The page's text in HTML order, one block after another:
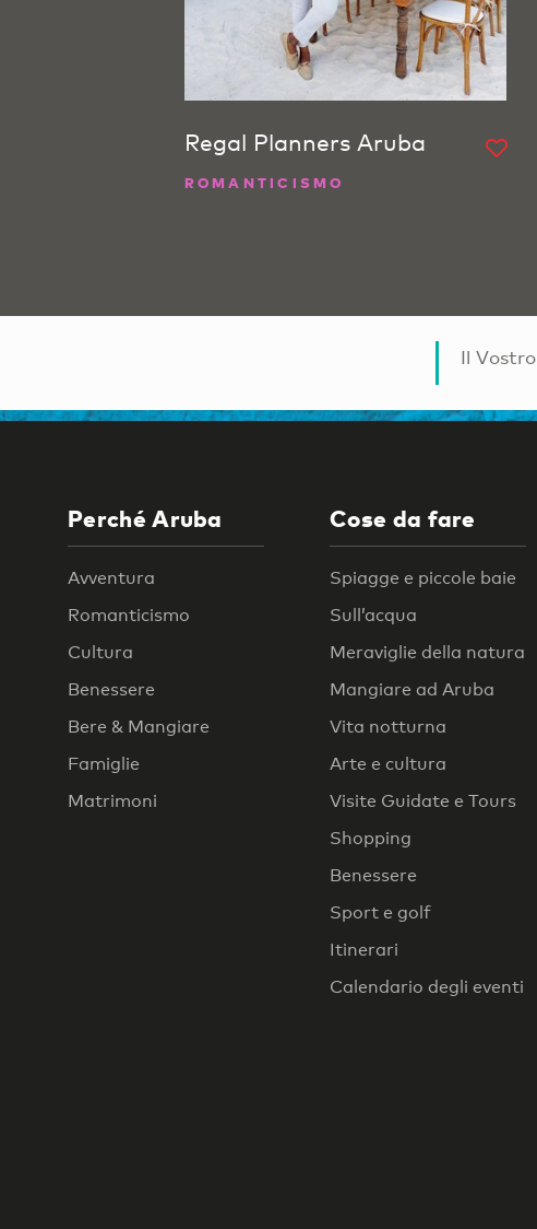
Regal Planners Aruba
ROMANTICISMO
Il
Perché Aruba
Avventura
Romanticismo
Cultura
Benessere
Bere & Mangiare
Famiglie
Matrimoni
Cose da fare
Spiagge e piccole baie
Sull’acqua
Meraviglie della natura
Mangiare ad Aruba
Vita notturna
Arte e cultura
Visite Guidate e Tours
Shopping
Benessere
Sport e golf
Itinerari
Calendario degli eventi